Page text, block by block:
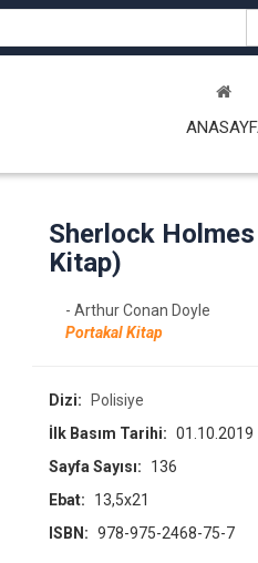
Sherlock
Kitap)
- Arthur Conan Doyle
Portakal Kitap
Dizi:
Polisiye
İlk Basım Tarihi: 01.10.2019
Sayfa Sayısı:
136
Ebat:
13,5x21
ISBN: 978-975-2468-75-7